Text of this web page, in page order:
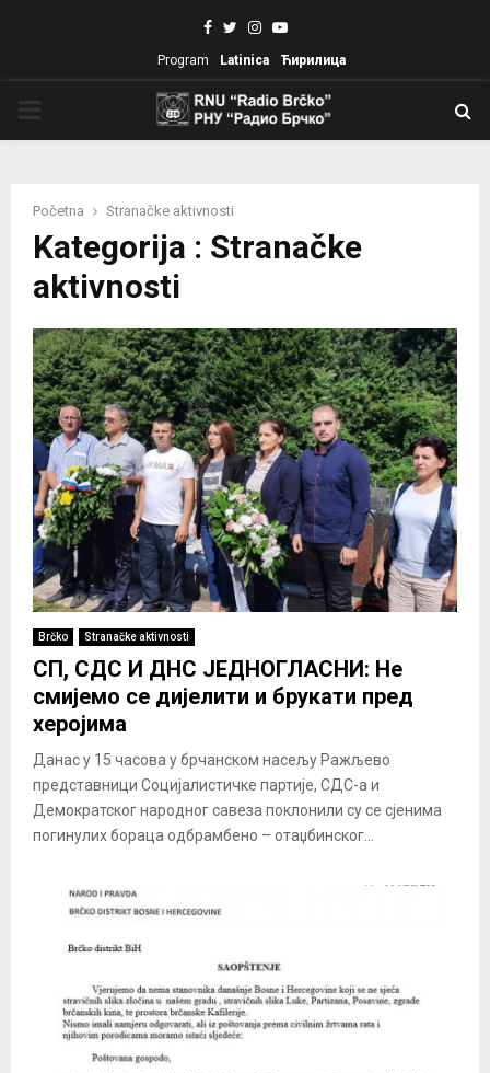
Facebook
TwitterInstagram
Youtube
Program Latinica Ћирилица
Početna Stranačke aktivnosti
Kategorija : Stranačke
aktivnosti
Brčko Stranačke aktivnosti
СП, СДС И ДНС ЈЕДНОГЛАСНИ: Не
смијемо се дијелити и брукати пред
херојима
Данас у 15 часова у брчанском насељу Ражљево
представници Социјалистичке партије, СДС-а и
Демократског народног савеза поклонили су се сјенима
погинулих бораца одбрамбено – отаџбинског...